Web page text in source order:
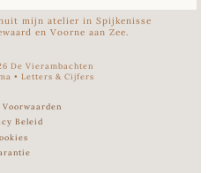
mijn atelier in Spijkenisse
en Voorne aan Zee.
De Vierambachten
• Letters & Cijfers
Beleid